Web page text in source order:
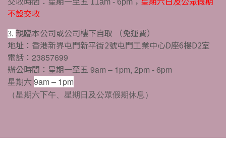
11am - 6pm
不設交收
3. 親臨本公司或公司樓下自取
（免運費）
地址：香港新界屯門新平街2號屯門工業中心D座6樓D2室
電話： 23857699
辦公時間：星期一至五 9am – 1pm, 2pm - 6pm
星期六9am – 1pm
（星期六下午、星期日及公眾假期休息）